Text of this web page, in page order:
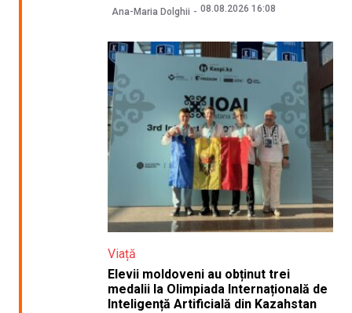
Ana-Maria Dolghii 08.08.2026 16:08
Viață
Elevii moldoveni au obținut trei
medalii la Olimpiada Internațională de
Inteligență Artificială din Kazahstan